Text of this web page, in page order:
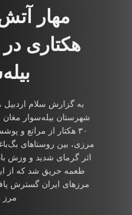
هکتاری
به گزارش سلام اردبیل
شهرستان بیله‌سوار
۳۰ هکتار از مراتع و
مرزی، بین روستاهای
اثر گرمای شدید و وزش
مرزهای ایران گسترش
مرز